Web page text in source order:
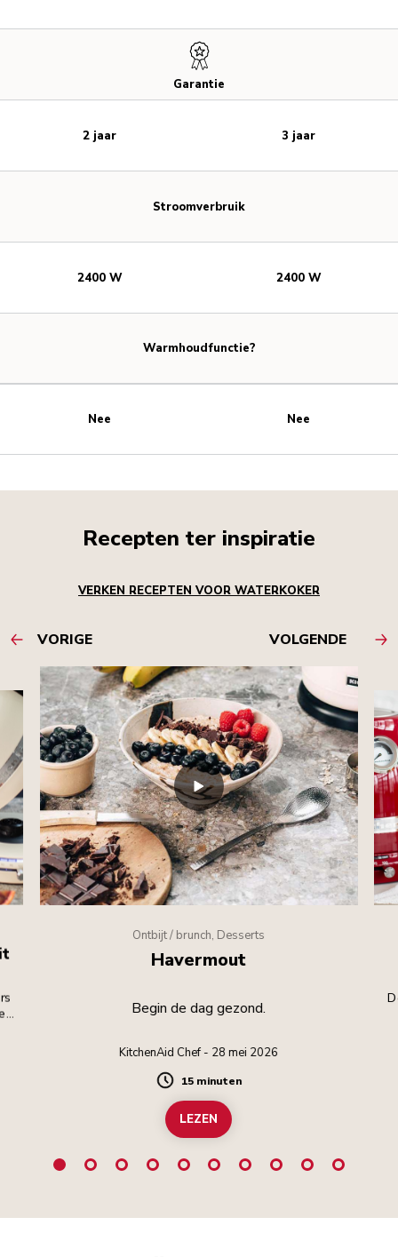
Garantie
Stroomverbruik
Warmhoudfunctie?
2 jaar
2400 W
Nee
3 jaar
2400 W
Nee
Recepten ter inspiratie
VERKEN RECEPTEN VOOR WATERKOKER
VORIGE VOLGENDE
Ontbijt / brunch, Desserts
Havermout
Begin de dag gezond.
KitchenAid Chef - 28 mei 2026
Duration
15 minuten
LEZEN